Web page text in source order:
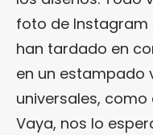
foto de Instagram
han tardado en
en un estampado
universales,
Vaya, nos lo